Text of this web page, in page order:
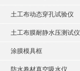
土工布动态穿孔试验仪
土工布膜耐静水压测试仪
涂膜模具框
防水卷材真空吸水仪